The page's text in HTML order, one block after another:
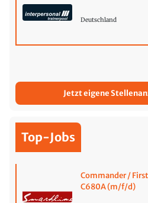
Deutschland
Jetzt eigene
Top-Jobs
Commander /
C680A (m/f/d)